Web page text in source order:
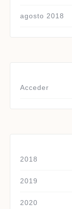
agosto 2018
Acceder
2018
2019
2020